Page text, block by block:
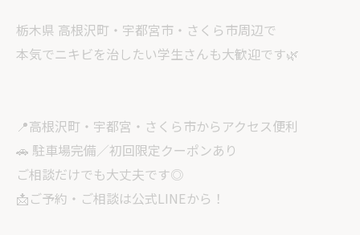
栃木県 高根沢町・宇都宮市・さくら市周辺で
本気でニキビを治したい学生さんも大歓迎です🌿
📍高根沢町・宇都宮・さくら市からアクセス便利
🚗 駐車場完備／初回限定クーポンあり
ご相談だけでも大丈夫です◎
📩ご予約・ご相談は公式LINEから！